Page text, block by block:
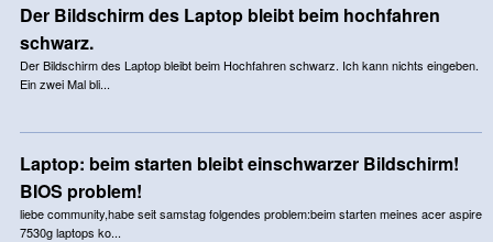
Der Bildschirm des Laptop bleibt beim hochfahren
schwarz.
Der Bildschirm des Laptop bleibt beim Hochfahren schwarz. Ich kann nichts eingeben.
Ein zwei Mal bli...
Laptop: beim starten bleibt einschwarzer Bildschirm!
BIOS problem!
liebe community,habe seit samstag folgendes problem:beim starten meines acer aspire
7530g laptops ko...